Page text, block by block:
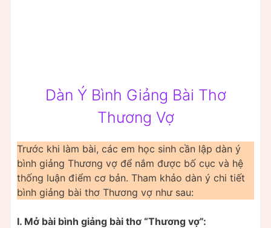
Dàn Ý Bình Giảng Bài Thơ
Thương Vợ
Trước khi làm bài, các em học sinh cần lập dàn ý
bình giảng Thương vợ để nắm được bố cục và hệ
thống luận điểm cơ bản. Tham khảo dàn ý chi tiết
bình giảng bài thơ Thương vợ như sau:
I. Mở bài bình giảng bài thơ “Thương vợ”: